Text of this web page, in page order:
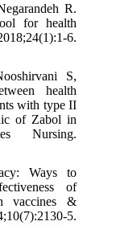
R.
for health
6.
S,
health
with type II
of Zabol in
Nursing.
Ways to
of
vaccines &
5.